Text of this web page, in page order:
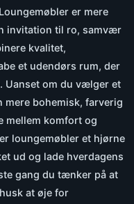
er mere
invitation til ro, samvær
kvalitet,
et udendørs rum, der
Uanset om du vælger et
bohemisk, farverig
mellem komfort og
loungemøbler et hjørne
ud og lade hverdagens
gang du tænker på at
at øje for